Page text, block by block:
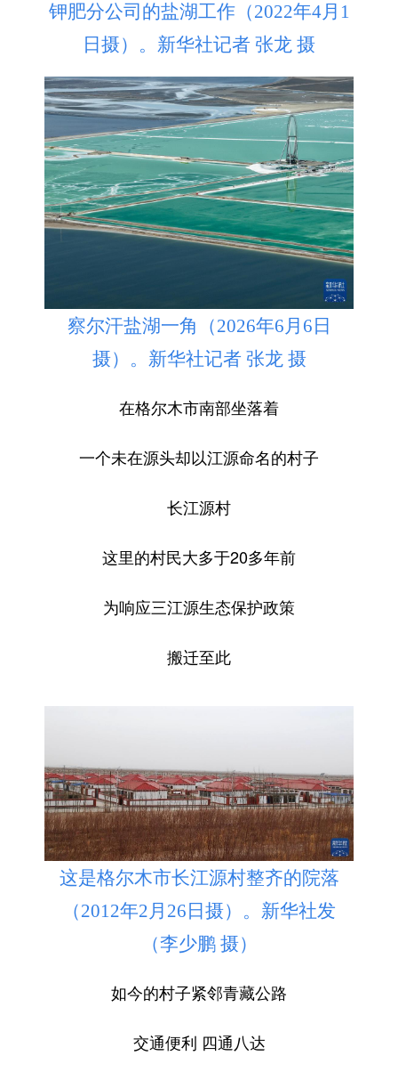
钾肥分公司的盐湖工作（2022年4月1
日摄）。新华社记者 张龙 摄
察尔汗盐湖一角（2026年6月6日
摄）。新华社记者 张龙 摄
在格尔木市南部坐落着
一个未在源头却以江源命名的村子
长江源村
这里的村民大多于20多年前
为响应三江源生态保护政策
搬迁至此
这是格尔木市长江源村整齐的院落
（2012年2月26日摄）。新华社发
（李少鹏 摄）
如今的村子紧邻青藏公路
交通便利 四通八达